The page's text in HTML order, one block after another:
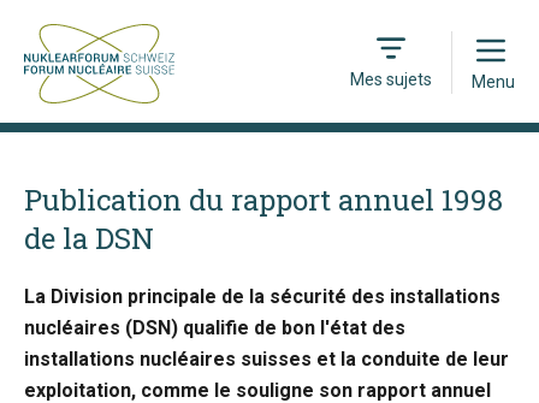
Mes sujets
Open
Menu
Publication du rapport annuel 1998
de la DSN
La Division principale de la sécurité des installations
nucléaires (DSN) qualifie de bon l'état des
installations nucléaires suisses et la conduite de leur
exploitation, comme le souligne son rapport annuel